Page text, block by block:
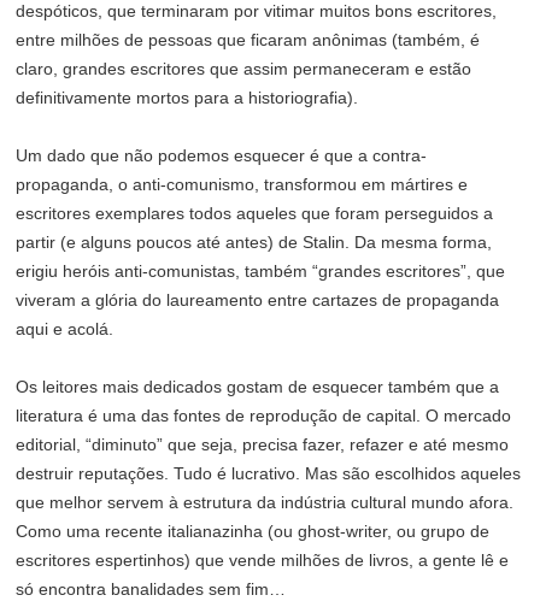
despóticos, que terminaram por vitimar muitos bons escritores,
entre milhões de pessoas que ficaram anônimas (também, é
claro, grandes escritores que assim permaneceram e estão
definitivamente mortos para a historiografia).
Um dado que não podemos esquecer é que a contra-
propaganda, o anti-comunismo, transformou em mártires e
escritores exemplares todos aqueles que foram perseguidos a
partir (e alguns poucos até antes) de Stalin. Da mesma forma,
erigiu heróis anti-comunistas, também “grandes escritores”, que
viveram a glória do laureamento entre cartazes de propaganda
aqui e acolá.
Os leitores mais dedicados gostam de esquecer também que a
literatura é uma das fontes de reprodução de capital. O mercado
editorial, “diminuto” que seja, precisa fazer, refazer e até mesmo
destruir reputações. Tudo é lucrativo. Mas são escolhidos aqueles
que melhor servem à estrutura da indústria cultural mundo afora.
Como uma recente italianazinha (ou ghost-writer, ou grupo de
escritores espertinhos) que vende milhões de livros, a gente lê e
só encontra banalidades sem fim…